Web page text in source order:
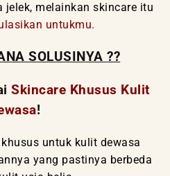
jelek, melainkan skincare itu
untukmu.
SOLUSINYA ??
Skincare Khusus Kulit
!
untuk kulit dewasa
yang pastinya berbeda